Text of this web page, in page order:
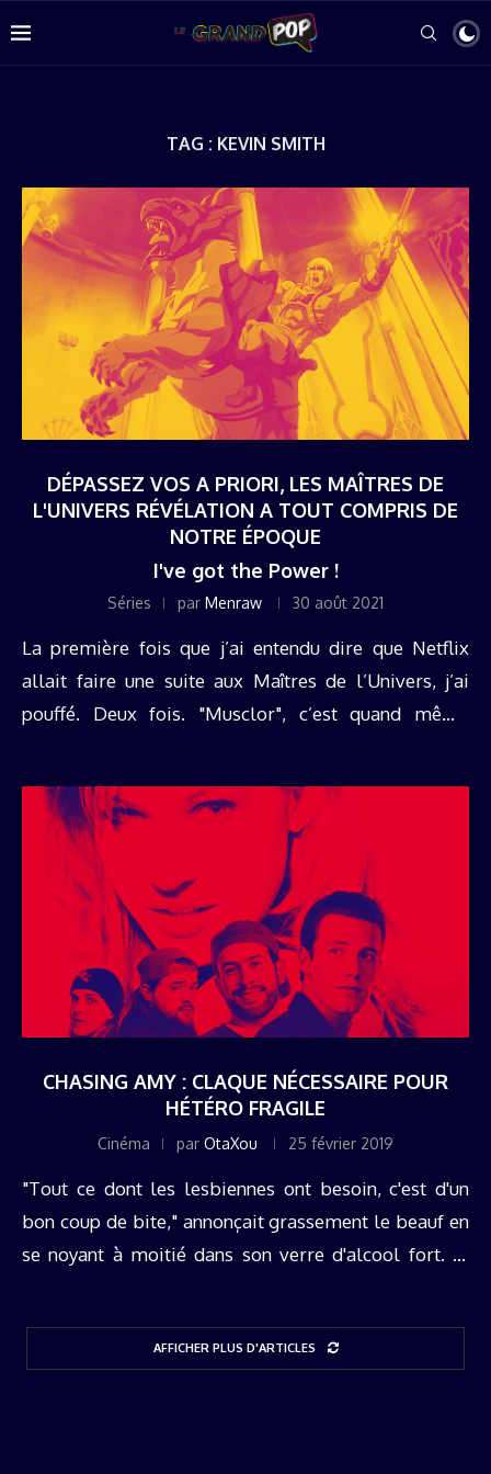
TAG : KEVIN SMITH
DÉPASSEZ VOS A PRIORI, LES MAÎTRES DE
L'UNIVERS RÉVÉLATION A TOUT COMPRIS DE
NOTRE ÉPOQUE
I've got the Power !
Séries par Menraw 30 août 2021
La première fois que j’ai entendu dire que Netflix
allait faire une suite aux Maîtres de l’Univers, j’ai
pouffé. Deux fois. "Musclor", c’est quand même
CHASING AMY : CLAQUE NÉCESSAIRE POUR
HÉTÉRO FRAGILE
Cinéma par OtaXou 25 février 2019
"Tout ce dont les lesbiennes ont besoin, c'est d'un
bon coup de bite," annonçait grassement le beauf en
se noyant à moitié dans son verre d'alcool fort. Si
AFFICHER PLUS D'ARTICLES